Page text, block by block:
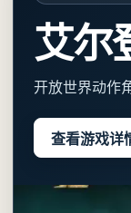
艾尔
开放世界动作
查看游戏详